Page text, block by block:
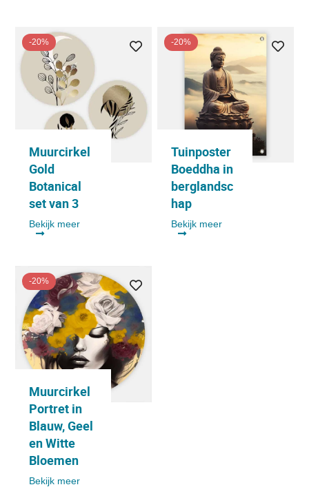
-20%
Muurcirkel
Gold
Botanical
set van 3
Bekijk meer
-20%
Tuinposter
Boeddha in
berglandsc
hap
Bekijk meer
-20%
Muurcirkel
Portret in
Blauw, Geel
en Witte
Bloemen
Bekijk meer